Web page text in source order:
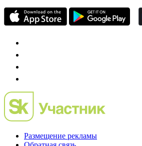
Размещение рекламы